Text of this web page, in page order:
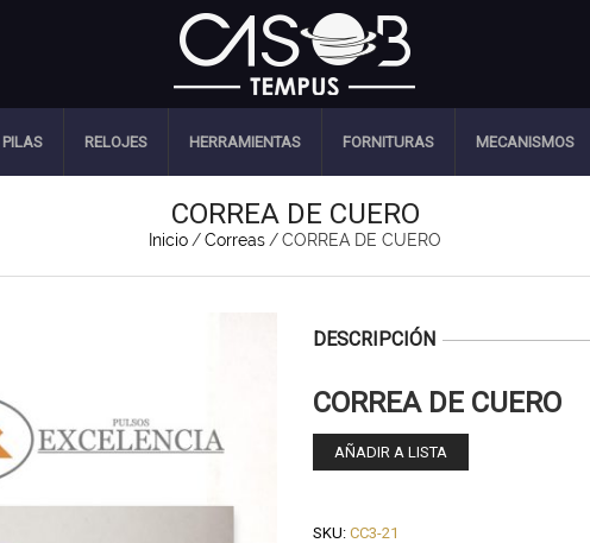
PILAS RELOJES HERRAMIENTAS FORNITURAS MECANISMOS
CORREA DE CUERO
Inicio /Correas /CORREA DE CUERO
DESCRIPCIÓN
CORREA DE CUERO
AÑADIR A LISTA
SKU: CC3-21